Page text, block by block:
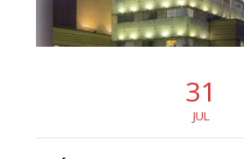
31
JUL